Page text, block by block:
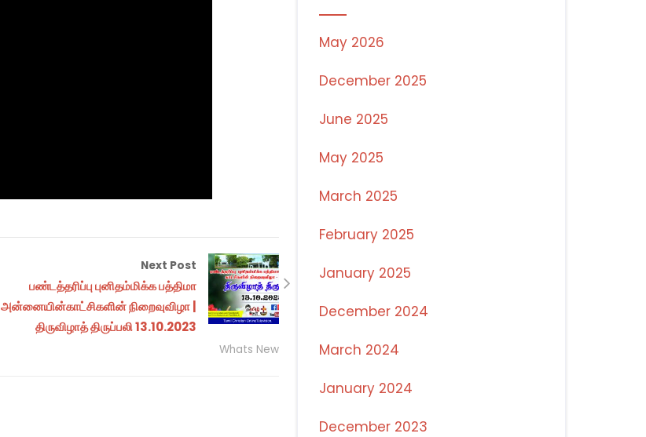
Next Post
பண்டத்தரிப்பு புனிதம்மிக்க பத்திமா
அன்னையின்காட்சிகளின் நிறைவுவிழா |
திருவிழாத் திருப்பலி 13.10.2023
Whats New
May 2026
December 2025
June 2025
May 2025
March 2025
February 2025
January 2025
December 2024
March 2024
January 2024
December 2023